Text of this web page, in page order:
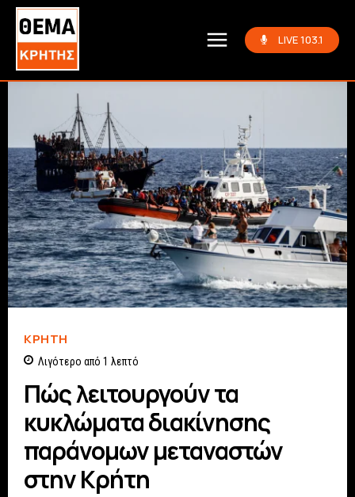
LIVE 103.1
ΚΡΗΤΗ
Λιγότερο από 1 λεπτό
Πώς λειτουργούν τα
κυκλώματα διακίνησης
παράνομων μεταναστών
στην Κρήτη